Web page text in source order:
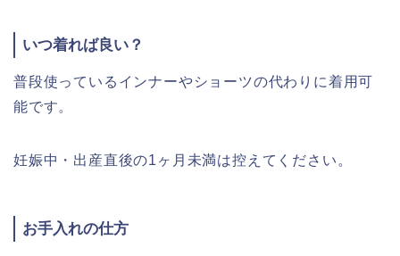
いつ着れば良い？
普段使っているインナーやショーツの代わりに着用可
能です。
妊娠中・出産直後の1ヶ月未満は控えてください。
お手入れの仕方